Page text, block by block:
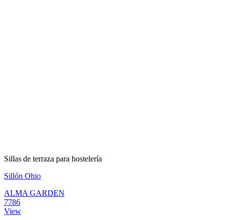
Sillas de terraza para hostelería
Sillón Ohio
ALMA GARDEN
7786
View